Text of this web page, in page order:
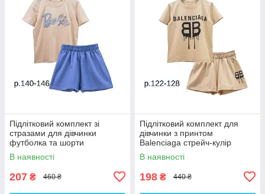
Підлітковий комплект зі
стразами для дівчинки
футболка та шорти
В наявності
207 ₴ 460 ₴
Підлітковий комплект для
дівчинки з принтом
Balenciaga стрейч-кулір
В наявності
198 ₴ 440 ₴